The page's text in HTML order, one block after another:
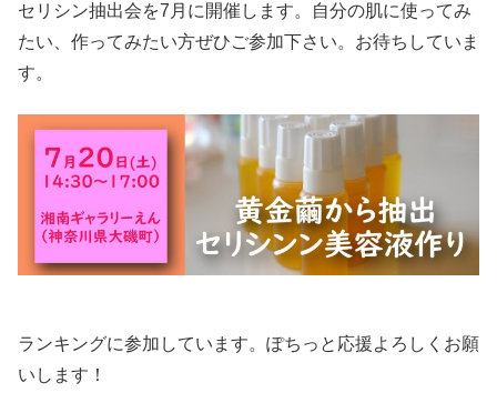
セリシン抽出会を7月に開催します。自分の肌に使ってみ
たい、作ってみたい方ぜひご参加下さい。お待ちしていま
す。
ランキングに参加しています。ぽちっと応援よろしくお願
いします！